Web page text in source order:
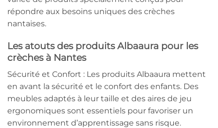
répondre aux besoins uniques des crèches
nantaises.
Les atouts des produits Albaaura pour les
crèches à Nantes
Sécurité et Confort : Les produits Albaaura mettent
en avant la sécurité et le confort des enfants. Des
meubles adaptés à leur taille et des aires de jeu
ergonomiques sont essentiels pour favoriser un
environnement d’apprentissage sans risque.